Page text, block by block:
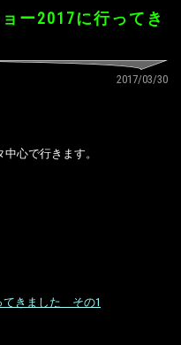
ー2017に行ってき
2017/03/30
心で行きます。
てきました その1